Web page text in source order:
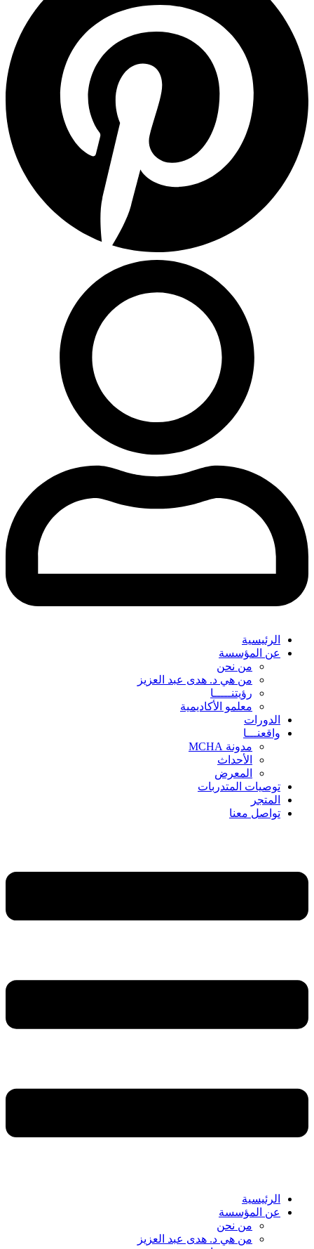
الرئيسية
عن المؤسسة
من نحن
من هي د. هدى عبد العزيز
رؤيتنـــــا
معلمو الأكاديمية
الدورات
واقعنـــا
مدونة MCHA
الأحداث
المعرض
توصيات المتدربات
المتجر
تواصل معنا
الرئيسية
عن المؤسسة
من نحن
من هي د. هدى عبد العزيز